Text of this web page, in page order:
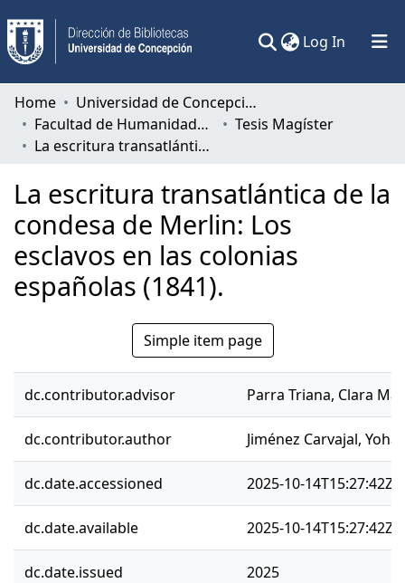
Log In (current)
Communities & Collections
All of DSpace
Home
Universidad de Concepción
Facultad de Humanidades y Arte
Tesis Magíster
La escritura transatlántica de la condesa de Merlin: Los esclavos en las colonias españolas (1841).
La escritura transatlántica de la
condesa de Merlin: Los
esclavos en las colonias
españolas (1841).
Simple item page
dc.contributor.advisor Parra Triana, Clara
dc.contributor.author Jiménez Carvajal,
dc.date.accessioned 2025-10-14T15:27:42Z
dc.date.available 2025-10-14T15:27:42Z
dc.date.issued 2025